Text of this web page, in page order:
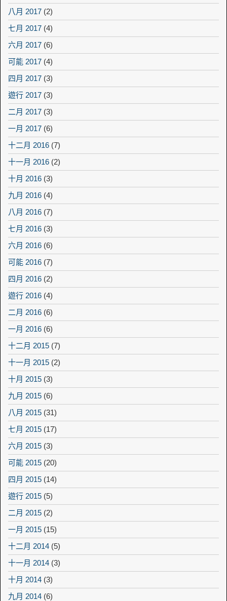
八月 2017 (2)
七月 2017 (4)
六月 2017 (6)
可能 2017 (4)
四月 2017 (3)
遊行 2017 (3)
二月 2017 (3)
一月 2017 (6)
十二月 2016 (7)
十一月 2016 (2)
十月 2016 (3)
九月 2016 (4)
八月 2016 (7)
七月 2016 (3)
六月 2016 (6)
可能 2016 (7)
四月 2016 (2)
遊行 2016 (4)
二月 2016 (6)
一月 2016 (6)
十二月 2015 (7)
十一月 2015 (2)
十月 2015 (3)
九月 2015 (6)
八月 2015 (31)
七月 2015 (17)
六月 2015 (3)
可能 2015 (20)
四月 2015 (14)
遊行 2015 (5)
二月 2015 (2)
一月 2015 (15)
十二月 2014 (5)
十一月 2014 (3)
十月 2014 (3)
九月 2014 (6)